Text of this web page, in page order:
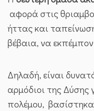
αφορά στις
ήττας και
βέβαια, να
Δηλαδή, είναι
αρμόδιοι της Δύσης
πολέμου,